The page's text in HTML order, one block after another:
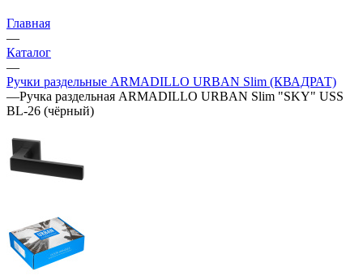
Главная
—
Каталог
—
Ручки раздельные ARMADILLO URBAN Slim (КВАДРАТ)
—Ручка раздельная ARMADILLO URBAN Slim "SKY" USS
BL-26 (чёрный)